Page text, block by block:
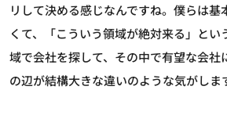
リして決める感じなんですね。僕らは基
くて、「こういう領域が絶対来る」とい
域で会社を探して、その中で有望な会社
の辺が結構大きな違いのような気がしま